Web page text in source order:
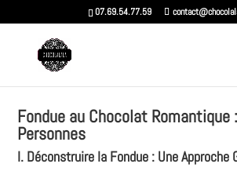
07.69.54.77.59
Fondue au Chocolat Romantique
Personnes
I. Déconstruire la Fondue : Une Approche